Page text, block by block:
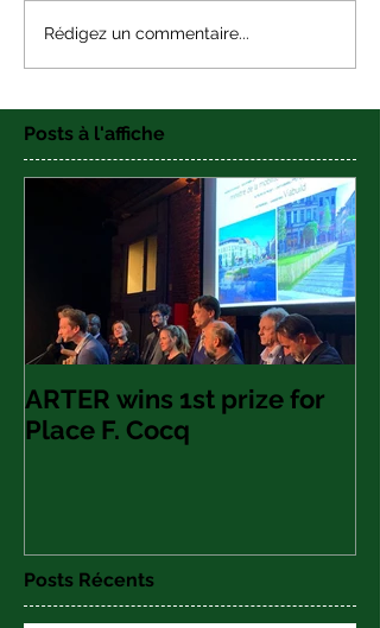
Rédigez un commentaire...
Posts à l'affiche
ARTER wins 1st prize for
Place F. Cocq
Posts Récents